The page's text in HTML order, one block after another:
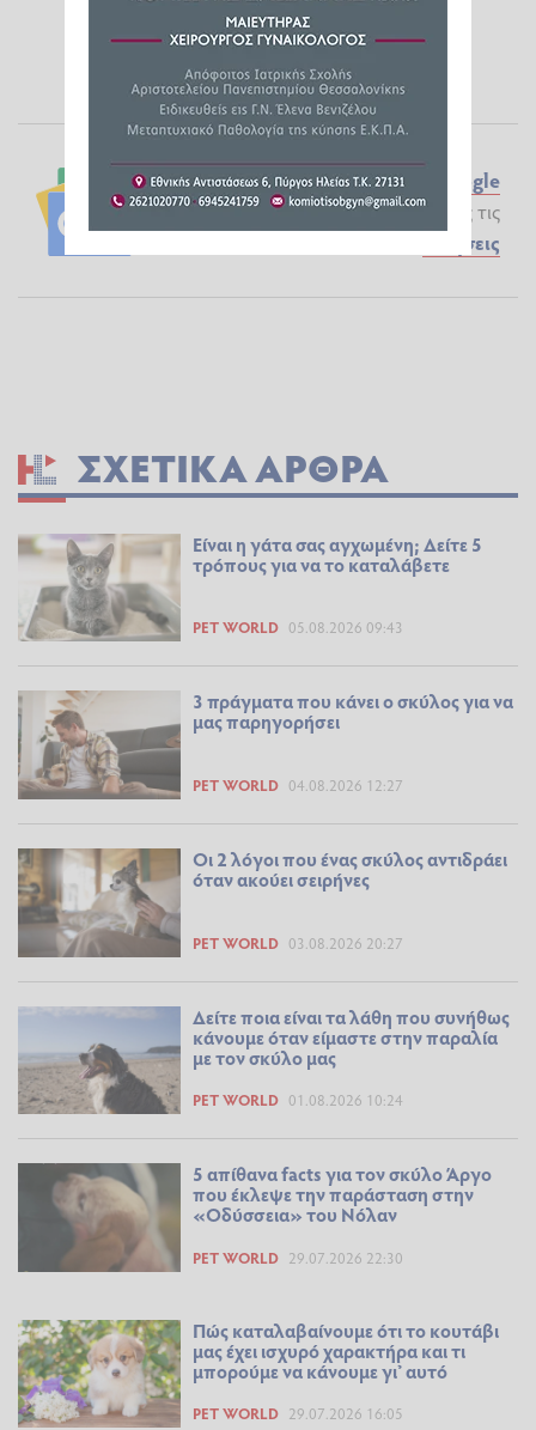
Ακολουθήστε το ilialive.gr στο
Google
News και μάθετε πρώτοι όλες τις
Ειδήσεις
ΣΧΕΤΙΚΆ ΆΡΘΡΑ
Είναι η γάτα σας αγχωμένη; Δείτε 5
τρόπους για να το καταλάβετε
PET WORLD 05.08.2026 09:43
3 πράγματα που κάνει ο σκύλος για να
μας παρηγορήσει
PET WORLD 04.08.2026 12:27
Οι 2 λόγοι που ένας σκύλος αντιδράει
όταν ακούει σειρήνες
PET WORLD 03.08.2026 20:27
Δείτε ποια είναι τα λάθη που συνήθως
κάνουμε όταν είμαστε στην παραλία
με τον σκύλο μας
PET WORLD 01.08.2026 10:24
5 απίθανα facts για τον σκύλο Άργο
που έκλεψε την παράσταση στην
«Οδύσσεια» του Νόλαν
PET WORLD 29.07.2026 22:30
Πώς καταλαβαίνουμε ότι το κουτάβι
μας έχει ισχυρό χαρακτήρα και τι
μπορούμε να κάνουμε γι’ αυτό
PET WORLD 29.07.2026 16:05